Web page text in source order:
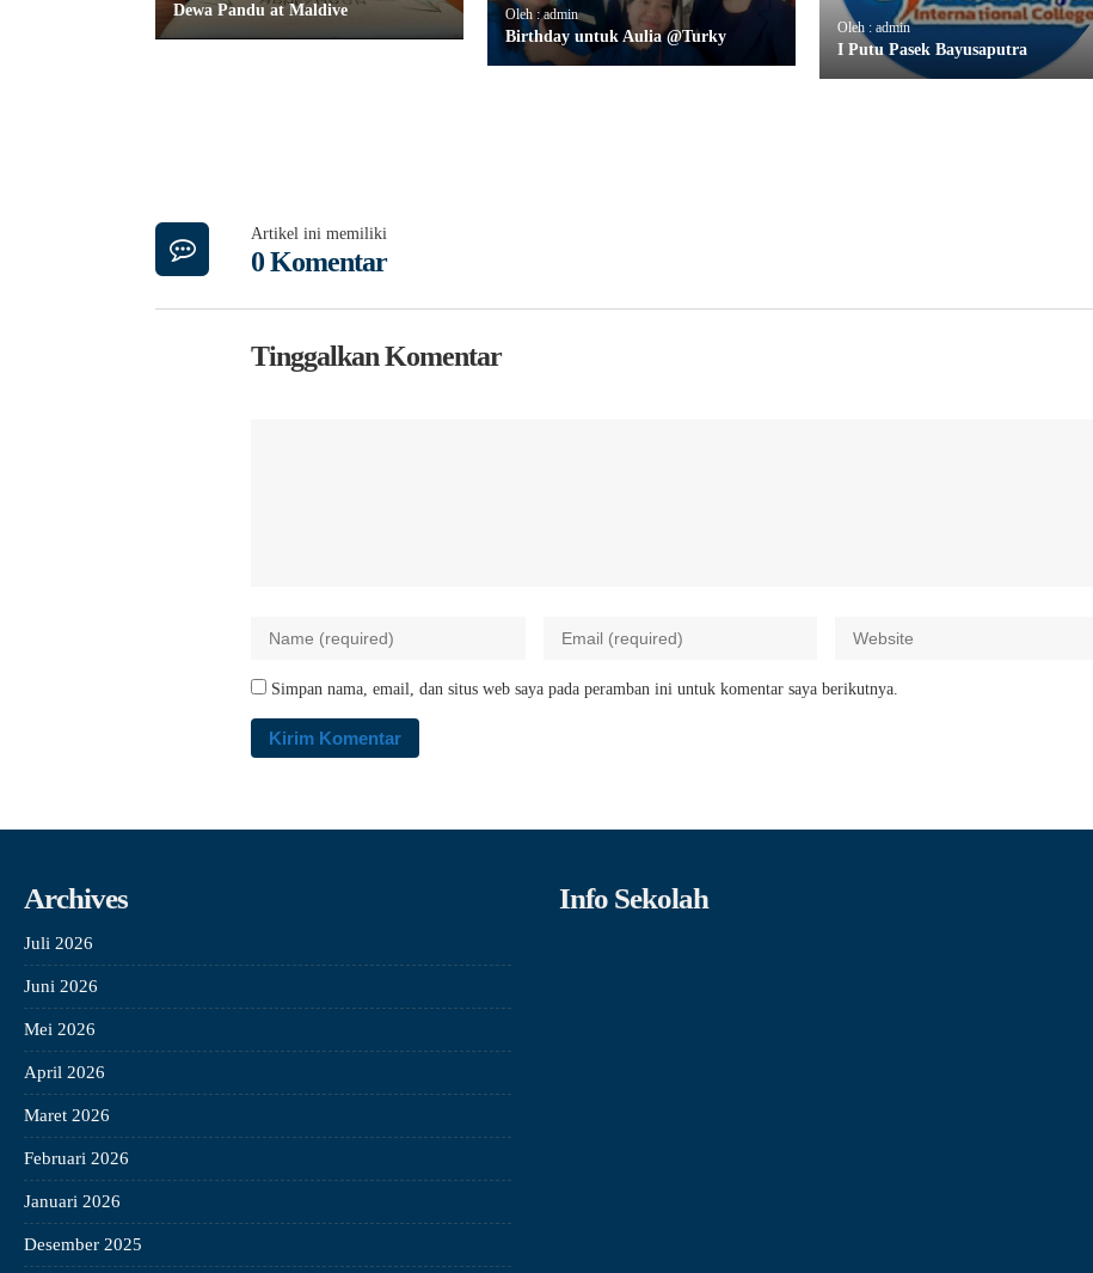
Dewa Pandu at Maldive Oleh : admin
Birthday untuk Aulia @Turky Oleh : admin
I Putu Pasek Bayusaputra
Artikel ini memiliki
0 Komentar
Tinggalkan Komentar
Simpan nama, email, dan situs web saya pada peramban ini untuk komentar saya berikutnya.
Archives
Juli 2026
Juni 2026
Mei 2026
April 2026
Maret 2026
Februari 2026
Januari 2026
Desember 2025
Info Sekolah